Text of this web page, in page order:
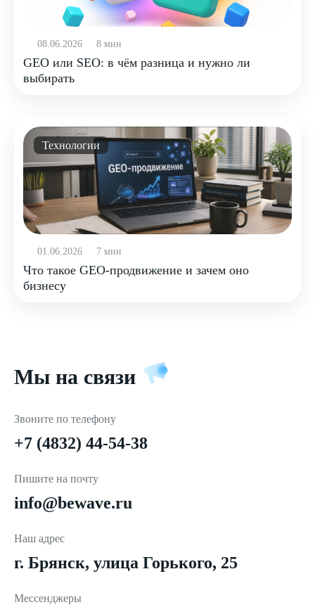
08.06.2026 8 мин
GEO или SEO: в чём разница и нужно ли
выбирать
Технологии
01.06.2026 7 мин
Что такое GEO-продвижение и зачем оно
бизнесу
Мы на связи
Звоните по телефону
+7 (4832) 44-54-38
Пишите на почту
info@bewave.ru
Наш адрес
г. Брянск, улица Горького, 25
Мессенджеры